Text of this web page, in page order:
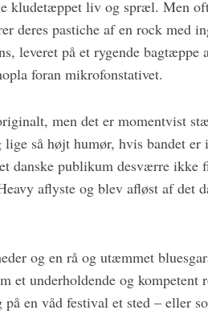
kludetæppet liv og spræl. Men
deres pastiche af en rock med
leveret på et rygende
foran mikrofonstativet.
men det er momentvist
så højt humør, hvis bandet er
danske publikum desværre
aflyste og blev afløst af det
og en rå og utæmmet
et underholdende og kompetent
en våd festival et sted – eller